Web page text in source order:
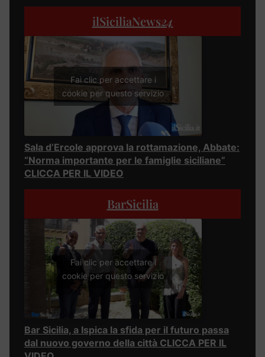
ilSiciliaNews24
Fai clic per accettare i
cookie per questo servizio
Sala d’Ercole approva la rottamazione, Abbate:
“Norma importante per le famiglie siciliane”
CLICCA PER IL VIDEO
BarSicilia
Fai clic per accettare i
cookie per questo servizio
Bar Sicilia, a Ispica la sfida per il futuro passa
dal nuovo governo della città CLICCA PER IL